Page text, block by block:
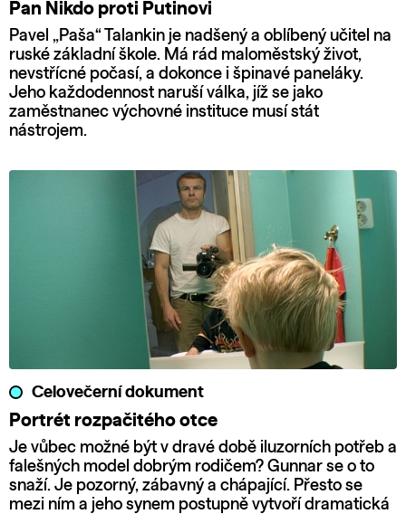
Pan Nikdo proti Putinovi
Pavel „Paša“ Talankin je nadšený a oblíbený učitel na
ruské základní škole. Má rád maloměstský život,
nevstřícné počasí, a dokonce i špinavé paneláky.
Jeho každodennost naruší válka, jíž se jako
zaměstnanec výchovné instituce musí stát
nástrojem.
Celovečerní dokument
Portrét rozpačitého otce
Je vůbec možné být v dravé době iluzorních potřeb a
falešných model dobrým rodičem? Gunnar se o to
snaží. Je pozorný, zábavný a chápající. Přesto se
mezi ním a jeho synem postupně vytvoří dramatická